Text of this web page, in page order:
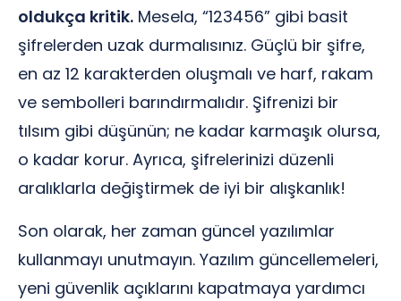
oldukça kritik. Mesela, “123456” gibi basit
şifrelerden uzak durmalısınız. Güçlü bir şifre,
en az 12 karakterden oluşmalı ve harf, rakam
ve sembolleri barındırmalıdır. Şifrenizi bir
tılsım gibi düşünün; ne kadar karmaşık olursa,
o kadar korur. Ayrıca, şifrelerinizi düzenli
aralıklarla değiştirmek de iyi bir alışkanlık!
Son olarak, her zaman güncel yazılımlar
kullanmayı unutmayın. Yazılım güncellemeleri,
yeni güvenlik açıklarını kapatmaya yardımcı